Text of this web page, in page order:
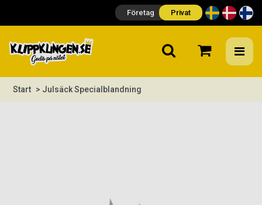
Företag Privat
Start > Julsäck Specialblandning